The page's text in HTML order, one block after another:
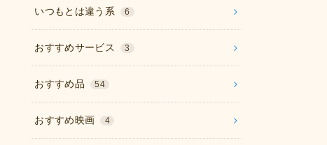
いつもとは違う系 6
おすすめサービス 3
おすすめ品 54
おすすめ映画 4